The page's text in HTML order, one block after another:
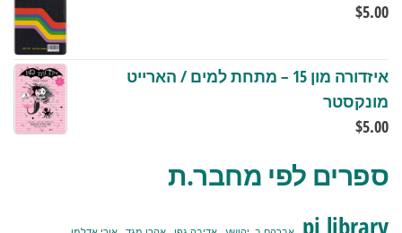
$5.00
איזדורה מון 15 – מתחת למים / הארייט
מונקסטר
$5.00
ספרים לפי מחבר.ת